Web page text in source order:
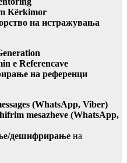
Kërkimor
на истражувања
e Referencave
на референци
(WhatsApp, Viber)
mesazheve (WhatsApp,
дешифрирање на